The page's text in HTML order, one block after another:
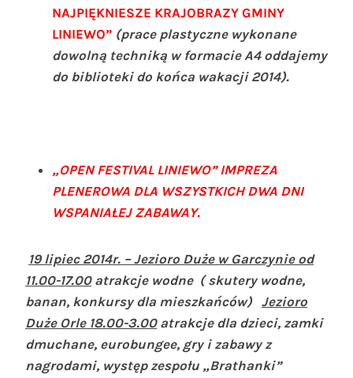
NAJPIĘKNIESZE KRAJOBRAZY GMINY
LINIEWO” (prace plastyczne wykonane
dowolną techniką w formacie A4 oddajemy
do biblioteki do końca wakacji 2014).
„OPEN FESTIVAL LINIEWO” IMPREZA
PLENEROWA DLA WSZYSTKICH DWA DNI
WSPANIAŁEJ ZABAWAY.
19 lipiec 2014r. – Jezioro Duże w Garczynie od
11.00-17.00atrakcje wodne ( skutery wodne,
banan, konkursy dla mieszkańców) Jezioro
Duże Orle 18.00-3.00atrakcje dla dzieci, zamki
dmuchane, eurobungee, gry i zabawy z
nagrodami, występ zespołu „Brathanki”